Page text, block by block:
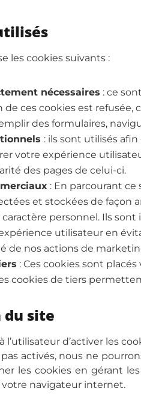
les cookies suivants :
nécessaires : ce
de ces cookies est
des formulaires,
: ils sont utilisés
votre expérience
des pages de celui-ci.
: En parcourant
et stockées de façon
personnel. Ils
utilisateur en
de nos actions de
: Ces cookies sont
cookies de tiers
site
l’utilisateur d’activer les
activés, nous ne
les cookies en gérant
navigateur internet.